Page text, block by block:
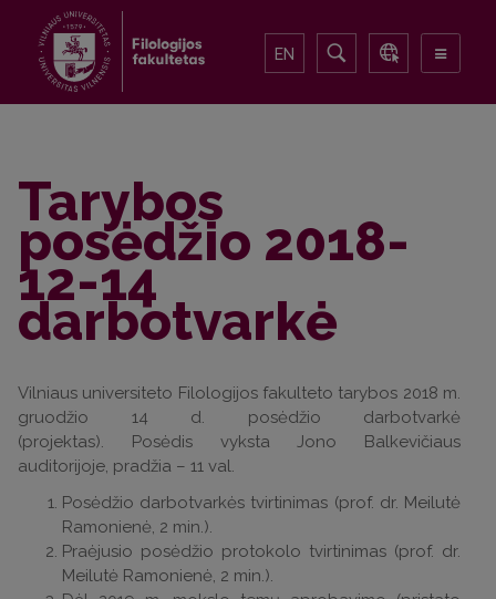
EN
Tarybos
posėdžio 2018-
12-14
darbotvarkė
Vilniaus universiteto Filologijos fakulteto tarybos 2018 m.
gruodžio 14 d. posėdžio darbotvarkė
(projektas). Posėdis vyksta Jono Balkevičiaus
auditorijoje, pradžia – 11 val.
Posėdžio darbotvarkės tvirtinimas (prof. dr. Meilutė
Ramonienė, 2 min.).
Praėjusio posėdžio protokolo tvirtinimas (prof. dr.
Meilutė Ramonienė, 2 min.).